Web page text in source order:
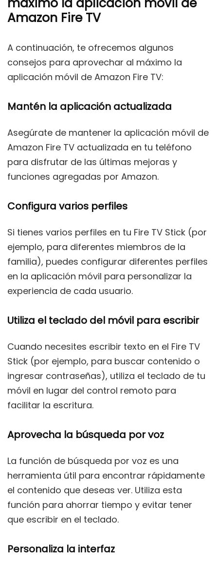
Amazon Fire TV
A continuación, te ofrecemos algunos
consejos para aprovechar al máximo la
aplicación móvil de Amazon Fire TV:
Mantén la aplicación actualizada
Asegúrate de mantener la aplicación móvil de
Amazon Fire TV actualizada en tu teléfono
para disfrutar de las últimas mejoras y
funciones agregadas por Amazon.
Configura varios perfiles
Si tienes varios perfiles en tu Fire TV Stick (por
ejemplo, para diferentes miembros de la
familia), puedes configurar diferentes perfiles
en la aplicación móvil para personalizar la
experiencia de cada usuario.
Utiliza el teclado del móvil para escribir
Cuando necesites escribir texto en el Fire TV
Stick (por ejemplo, para buscar contenido o
ingresar contraseñas), utiliza el teclado de tu
móvil en lugar del control remoto para
facilitar la escritura.
Aprovecha la búsqueda por voz
La función de búsqueda por voz es una
herramienta útil para encontrar rápidamente
el contenido que deseas ver. Utiliza esta
función para ahorrar tiempo y evitar tener
que escribir en el teclado.
Personaliza la interfaz